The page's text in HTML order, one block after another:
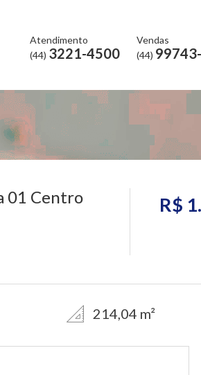
Atendimento
(44) 3221-4500
Vendas
(44)
01 Centro R$
214,04 m²